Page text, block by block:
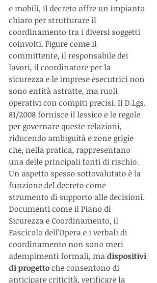
e mobili, il decreto offre un impianto
chiaro per strutturare il
coordinamento tra i diversi soggetti
coinvolti. Figure come il
committente, il responsabile dei
lavori, il coordinatore per la
sicurezza e le imprese esecutrici non
sono entità astratte, ma ruoli
operativi con compiti precisi. Il D.Lgs.
81/2008 fornisce il lessico e le regole
per governare queste relazioni,
riducendo ambiguità e zone grigie
che, nella pratica, rappresentano
una delle principali fonti di rischio.
Un aspetto spesso sottovalutato è la
funzione del decreto come
strumento di supporto alle decisioni.
Documenti come il Piano di
Sicurezza e Coordinamento, il
Fascicolo dell’Opera e i verbali di
coordinamento non sono meri
adempimenti formali, ma dispositivi
di progetto che consentono di
anticipare criticità, verificare la